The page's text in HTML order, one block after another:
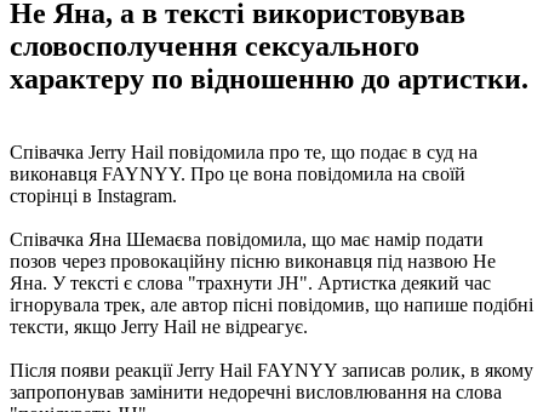
Не Яна, а в тексті використовував
словосполучення сексуального
характеру по відношенню до артистки.
Співачка Jerry Hail повідомила про те, що подає в суд на
виконавця FAYNYY. Про це вона повідомила на своїй
сторінці в Instagram.
Співачка Яна Шемаєва повідомила, що має намір подати
позов через провокаційну пісню виконавця під назвою Не
Яна. У тексті є слова "трахнути JH". Артистка деякий час
ігнорувала трек, але автор пісні повідомив, що напише подібні
тексти, якщо Jerry Hail не відреагує.
Після появи реакції Jerry Hail FAYNYY записав ролик, в якому
запропонував замінити недоречні висловлювання на слова